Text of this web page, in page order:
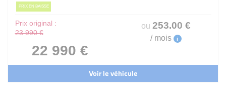
PRIX EN BAISSE
Prix original :
23 990 €
22 990 €
ou 253.00 €
/ mois i
Voir le véhicule